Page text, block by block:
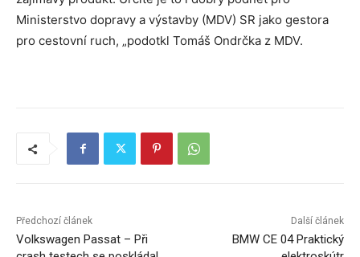
Ministerstvo dopravy a výstavby (MDV) SR jako gestora
pro cestovní ruch, „podotkl Tomáš Ondrčka z MDV.
Předchozí článek
Volkswagen Passat – Při
Další článek
BMW CE 04 Praktický